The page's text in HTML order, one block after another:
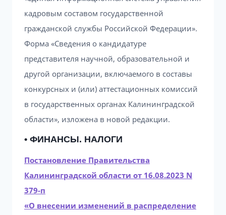
кадровым составом государственной
гражданской службы Российской Федерации».
Форма «Сведения о кандидатуре
представителя научной, образовательной и
другой организации, включаемого в составы
конкурсных и (или) аттестационных комиссий
в государственных органах Калининградской
области», изложена в новой редакции.
• ФИНАНСЫ. НАЛОГИ
Постановление Правительства
Калининградской области от 16.08.2023 N
379-п
«О внесении изменений в распределение